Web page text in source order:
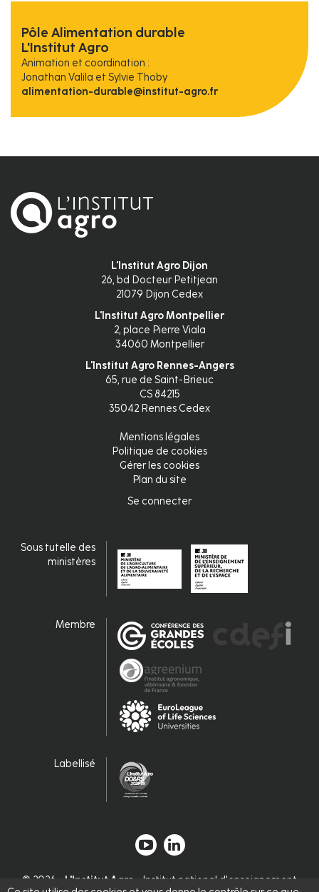
Pôle Alimentation durable
L'Institut Agro
Animation et coordination :
Jonathan Valila et Sylvie Thoby
alimentation-durable@institut-agro.fr
L'Institut Agro Dijon
26, bd Docteur Petitjean
21079 Dijon Cedex
L'Institut Agro Montpellier
2, place Pierre Viala
34060 Montpellier
L'Institut Agro Rennes-Angers
65, rue de Saint-Brieuc
CS 84215
35042 Rennes Cedex
Mentions légales
Politique de cookies
Gérer les cookies
Plan du site
Se connecter
Sous tutelle des
ministères
Membre
Labellisé
© 2026 - L'Institut Agro
- Institut national d'enseignement